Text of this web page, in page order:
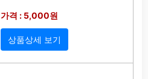
가격 : 5,000원
상품상세 보기